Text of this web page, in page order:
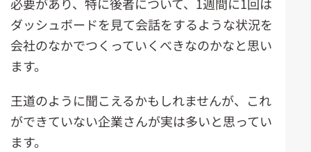
ダッシュボードを見て会話をするような状況を
会社のなかでつくっていくべきなのかなと思い
ます。
王道のように聞こえるかもしれませんが、これ
ができていない企業さんが実は多いと思ってい
ます。